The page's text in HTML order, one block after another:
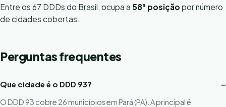
Entre os 67 DDDs do Brasil, ocupa a 58ª posição por número
de cidades cobertas.
Perguntas frequentes
Que cidade é o DDD 93?
O DDD 93 cobre 26 municípios em Pará (PA). A principal é